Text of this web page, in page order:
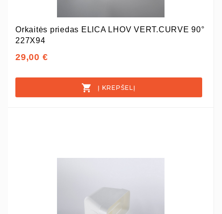
Orkaitės priedas ELICA LHOV VERT.CURVE 90°
227X94
29,00 €
Į KREPŠELĮ